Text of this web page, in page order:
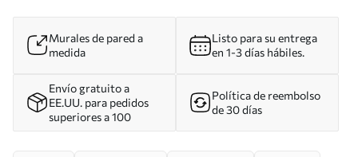
Murales de pared a
medida
Listo para su entrega
en 1-3 días hábiles.
Envío gratuito a
EE.UU. para pedidos
superiores a 100
Política de reembolso
de 30 días